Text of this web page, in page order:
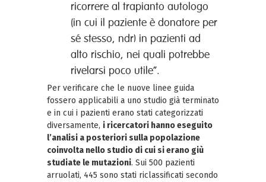
ricorrere al trapianto autologo
(in cui il paziente è donatore per
sé stesso, ndr) in pazienti ad
alto rischio, nei quali potrebbe
rivelarsi poco utile”.
Per verificare che le nuove linee guida
fossero applicabili a uno studio già terminato
e in cui i pazienti erano stati categorizzati
diversamente, i ricercatori hanno eseguito
l’analisi a posteriori sulla popolazione
coinvolta nello studio di cui si erano giù
studiate le mutazioni. Sui 500 pazienti
arruolati, 445 sono stati riclassificati secondo